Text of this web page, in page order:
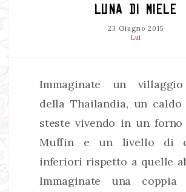
LUNA DI MIELE
23 Giugno 2015
Lui
Immaginate un
della Thailandia, un caldo
steste vivendo in un
Muffin e un livello di
inferiori rispetto a quelle
Immaginate una